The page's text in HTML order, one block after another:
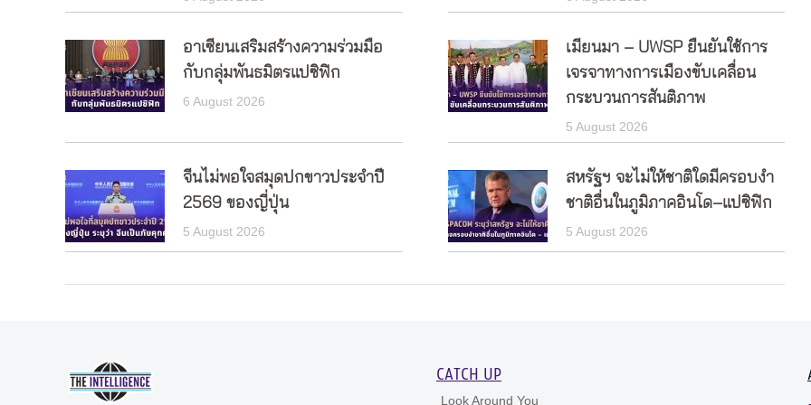
อาเซียนเสริมสร้างความร่วมมือ
กับกลุ่มพันธมิตรแปซิฟิก
6 August 2026
เมียนมา – UWSP ยืนยันใช้การ
เจรจาทางการเมืองขับเคลื่อน
กระบวนการสันติภาพ
5 August 2026
จีนไม่พอใจสมุดปกขาวประจำปี
2569 ของญี่ปุ่น
5 August 2026
สหรัฐฯ จะไม่ให้ชาติใดมีครอบงำ
ชาติอื่นในภูมิภาคอินโด–แปซิฟิก
5 August 2026
CATCH UP
Look Around You